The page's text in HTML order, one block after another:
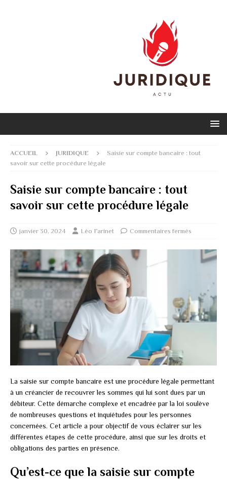
ACCUEIL JURIDIQUE
Saisie sur compte bancaire : tout
savoir sur cette procédure légale
Saisie sur compte bancaire : tout
savoir sur cette procédure légale
janvier 30, 2024 Léo Farinet Commentaires fermés
La saisie sur compte bancaire est une procédure légale permettant
à un créancier de recouvrer les sommes qui lui sont dues par un
débiteur. Cette démarche complexe et encadrée par la loi soulève
de nombreuses questions et inquiétudes pour les personnes
concernées. Cet article a pour objectif de vous éclairer sur les
différentes étapes de cette procédure, ainsi que sur les droits et
obligations des parties en présence.
Qu’est-ce que la saisie sur compte